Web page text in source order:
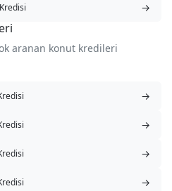
→
aranan konut kredileri
→
→
→
→